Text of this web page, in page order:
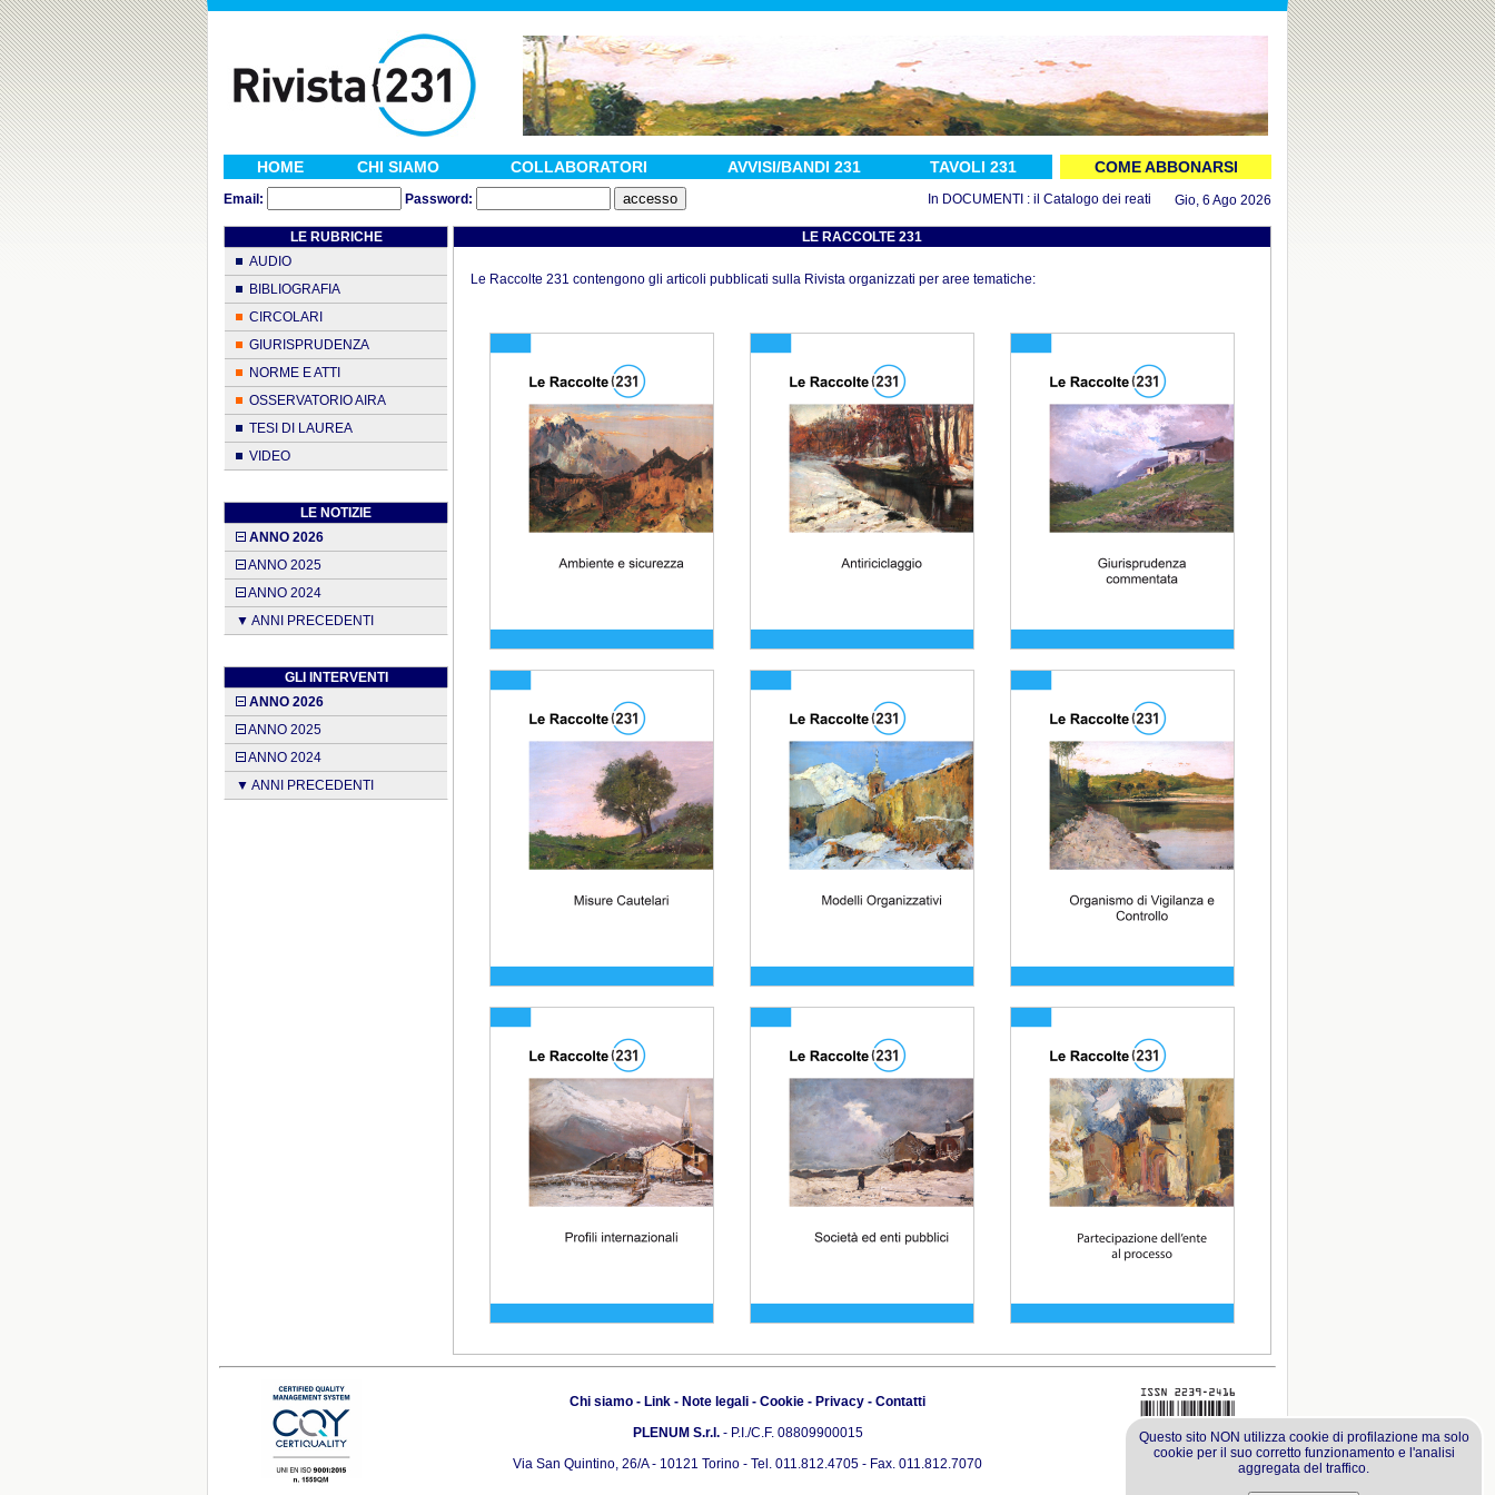
HOME CHI SIAMO COLLABORATORI AVVISI/BANDI 231 TAVOLI 231 COME ABBONARSI
Email: Password: In DOCUMENTI : il Catalogo dei reati aggiornato al 16 luglio 2026
Gio, 6 Ago 2026
LE RUBRICHE
AUDIO
BIBLIOGRAFIA
CIRCOLARI
GIURISPRUDENZA
NORME E ATTI
OSSERVATORIO AIRA
TESI DI LAUREA
VIDEO
LE NOTIZIE
ANNO 2026
ANNO 2025
ANNO 2024
▼ ANNI PRECEDENTI
GLI INTERVENTI
ANNO 2026
ANNO 2025
ANNO 2024
▼ ANNI PRECEDENTI
LE RACCOLTE 231
Le Raccolte 231 contengono gli articoli pubblicati sulla Rivista organizzati per aree tematiche:
Chi siamo - Link - Note legali - Cookie - Privacy - Contatti
PLENUM S.r.l.- P.I./C.F. 08809900015
Via San Quintino, 26/A - 10121 Torino - Tel. 011.812.4705 - Fax. 011.812.7070
Questo sito NON utilizza cookie di profilazione ma solo
cookie per il suo corretto funzionamento e l'analisi
aggregata del traffico.